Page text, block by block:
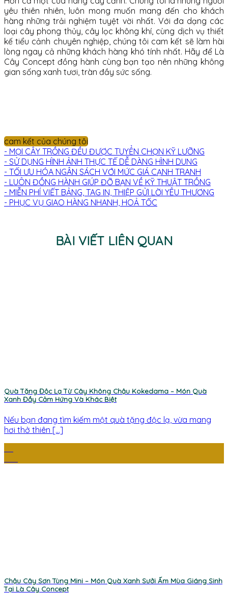
yêu thiên nhiên, luôn mong muốn mang đến cho khách
hàng những trải nghiệm tuyệt vời nhất. Với đa dạng các
loại cây phong thủy, cây lọc không khí, cùng dịch vụ thiết
kế tiểu cảnh chuyên nghiệp, chúng tôi cam kết sẽ làm hài
lòng ngay cả những khách hàng khó tính nhất. Hãy để Là
Cây Concept đồng hành cùng bạn tạo nên những không
gian sống xanh tươi, tràn đầy sức sống.
cam kết của chúng tôi
- MỌI CÂY TRỒNG ĐỀU ĐƯỢC TUYỂN CHỌN KỸ LƯỠNG
- SỬ DỤNG HÌNH ẢNH THỰC TẾ DỄ DÀNG HÌNH DUNG
- TỐI ƯU HÓA NGÂN SÁCH VỚI MỨC GIÁ CẠNH TRANH
- LUÔN ĐỒNG HÀNH GIÚP ĐỠ BẠN VỀ KỸ THUẬT TRỒNG
- MIỄN PHÍ VIẾT BẢNG, TAG IN, THIỆP GỬI LỜI YÊU THƯƠNG
- PHỤC VỤ GIAO HÀNG NHANH, HOẢ TỐC
BÀI VIẾT LIÊN QUAN
Quà Tặng Độc Lạ Từ Cây Không Chậu Kokedama – Món Quà
Xanh Đầy Cảm Hứng Và Khác Biệt
Nếu bạn đang tìm kiếm một quà tặng độc lạ, vừa mang
hơi thở thiên [...]
Chậu Cây Sơn Tùng Mini – Món Quà Xanh Sưởi Ấm Mùa Giáng Sinh
Tại Là Cây Concept